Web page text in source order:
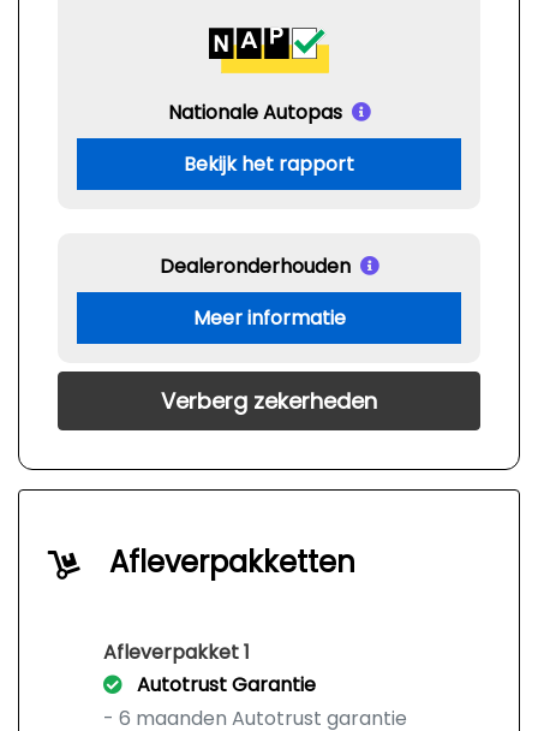
Nationale Autopas
Bekijk het rapport
Dealeronderhouden
Meer informatie
Verberg zekerheden
Afleverpakketten
Afleverpakket 1
Autotrust Garantie
- 6 maanden Autotrust garantie